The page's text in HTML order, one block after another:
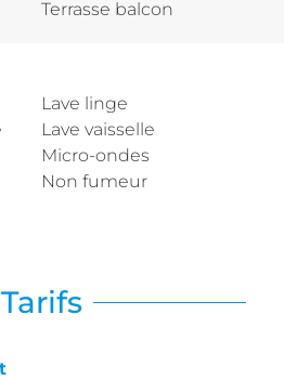
Terrasse balcon
Lave linge
Lave vaisselle
Micro-ondes
Non fumeur
Tarifs